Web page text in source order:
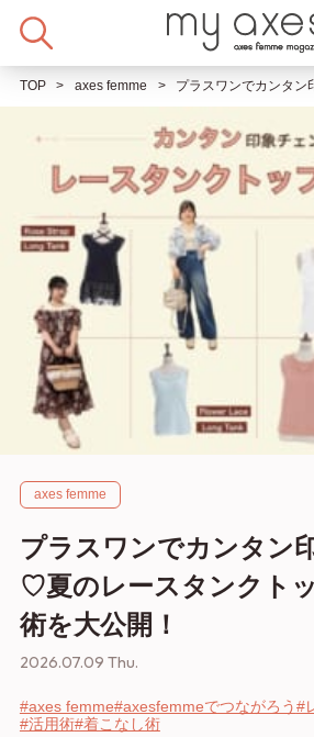
TOP axes femme プラスワンでカンタ
axes femme
プラスワンでカンタン
♡夏のレースタンクト
術を大公開！
2026.07.09 Thu.
#axes femme#axesfemmeでつながろう#
#活用術#着こなし術